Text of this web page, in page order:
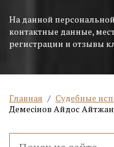
На данной
контактные данные,
регистрации и отзывы
Главная / Судебные
Демесінов Айдос